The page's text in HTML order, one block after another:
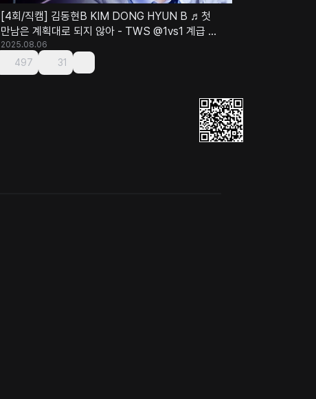
[4회/직캠] 김동현B KIM DONG HYUN B ♬첫
만남은 계획대로 되지 않아 - TWS @1vs1 계급 배
틀
2025.08.06
497 31